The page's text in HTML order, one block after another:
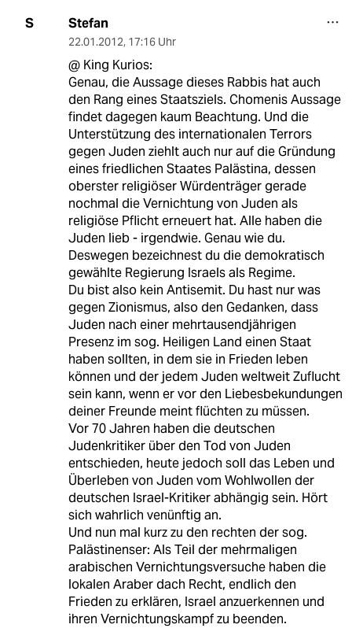
S Stefan
22.01.2012, 17:16 Uhr
@ King Kurios:
Genau, die Aussage dieses Rabbis hat auch
den Rang eines Staatsziels. Chomenis Aussage
findet dagegen kaum Beachtung. Und die
Unterstützung des internationalen Terrors
gegen Juden ziehlt auch nur auf die Gründung
eines friedlichen Staates Palästina, dessen
oberster religiöser Würdenträger gerade
nochmal die Vernichtung von Juden als
religiöse Pflicht erneuert hat. Alle haben die
Juden lieb - irgendwie. Genau wie du.
Deswegen bezeichnest du die demokratisch
gewählte Regierung Israels als Regime.
Du bist also kein Antisemit. Du hast nur was
gegen Zionismus, also den Gedanken, dass
Juden nach einer mehrtausendjährigen
Presenz im sog. Heiligen Land einen Staat
haben sollten, in dem sie in Frieden leben
können und der jedem Juden weltweit Zuflucht
sein kann, wenn er vor den Liebesbekundungen
deiner Freunde meint flüchten zu müssen.
Vor 70 Jahren haben die deutschen
Judenkritiker über den Tod von Juden
entschieden, heute jedoch soll das Leben und
Überleben von Juden vom Wohlwollen der
deutschen Israel-Kritiker abhängig sein. Hört
sich wahrlich venünftig an.
Und nun mal kurz zu den rechten der sog.
Palästinenser: Als Teil der mehrmaligen
arabischen Vernichtungsversuche haben die
lokalen Araber dach Recht, endlich den
Frieden zu erklären, Israel anzuerkennen und
ihren Vernichtungskampf zu beenden.